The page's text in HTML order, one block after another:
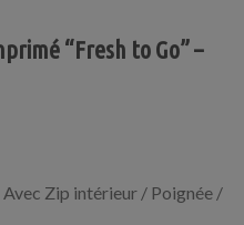
“Fresh to Go” –
Zip intérieur / Poignée /